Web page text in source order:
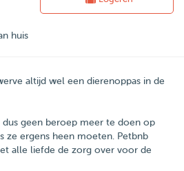
huis
altijd wel een dierenoppas in de
dus geen beroep meer te doen op
ze ergens heen moeten. Petbnb
alle liefde de zorg over voor de